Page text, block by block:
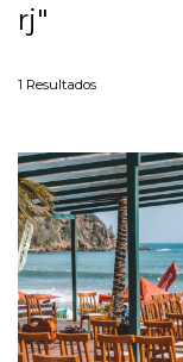
rj"
1 Resultados